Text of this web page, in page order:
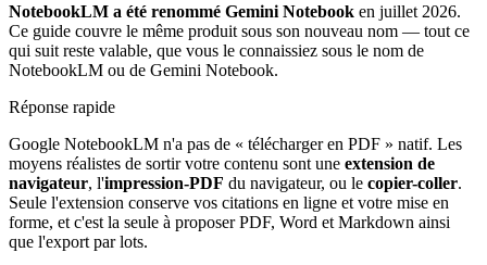
NotebookLM a été renommé Gemini Notebook en juillet 2026.
Ce guide couvre le même produit sous son nouveau nom — tout ce
qui suit reste valable, que vous le connaissiez sous le nom de
NotebookLM ou de Gemini Notebook.
Réponse rapide
Google NotebookLM n'a pas de « télécharger en PDF » natif. Les
moyens réalistes de sortir votre contenu sont une extension de
navigateur, l'impression-PDF du navigateur, ou le copier-coller.
Seule l'extension conserve vos citations en ligne et votre mise en
forme, et c'est la seule à proposer PDF, Word et Markdown ainsi
que l'export par lots.